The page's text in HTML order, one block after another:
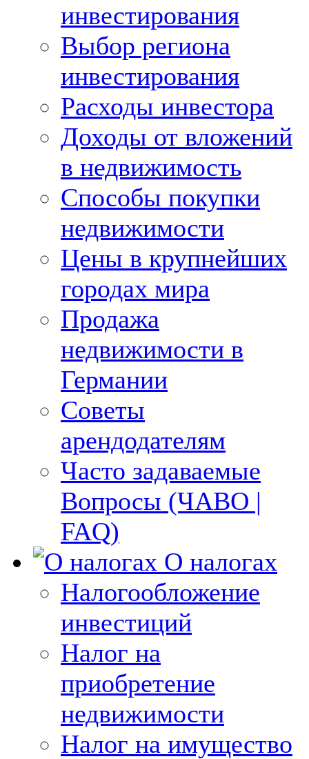
инвестирования
Выбор региона
инвестирования
Расходы инвестора
Доходы от вложений
в недвижимость
Способы покупки
недвижимости
Цены в крупнейших
городах мира
Продажа
недвижимости в
Германии
Советы
арендодателям
Часто задаваемые
Вопросы (ЧАВО |
FAQ)
О налогах
Налогообложение
инвестиций
Налог на
приобретение
недвижимости
Налог на имущество